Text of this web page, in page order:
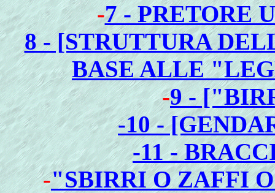
-7 - PRETORE
8 - [STRUTTURA
BASE ALLE
-9 -
-10 -
-11 -
-"SBIRRI O ZAFFI